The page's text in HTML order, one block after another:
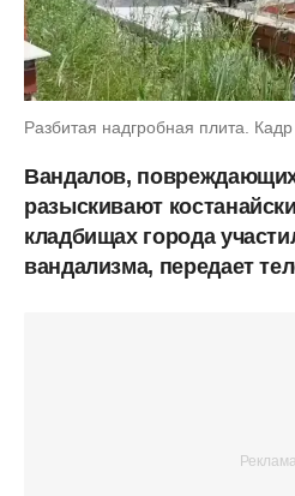
Разбитая надгробная плита.
Вандалов,
разыскивают
кладбищах города
вандализма, передает